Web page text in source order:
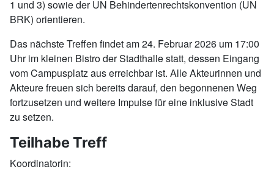
1 und 3) sowie der UN Behindertenrechtskonvention (UN
BRK) orientieren.
Das nächste Treffen findet am 24. Februar 2026 um 17:00
Uhr im kleinen Bistro der Stadthalle statt, dessen Eingang
vom Campusplatz aus erreichbar ist. Alle Akteurinnen und
Akteure freuen sich bereits darauf, den begonnenen Weg
fortzusetzen und weitere Impulse für eine inklusive Stadt
zu setzen.
Teilhabe Treff
Koordinatorin: